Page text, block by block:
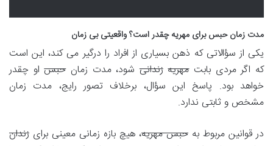
مدت زمان حبس برای مهریه چقدر است؟ واقعیتی بی زمان
یکی از سؤالاتی که ذهن بسیاری از افراد را درگیر می کند، این است
که اگر مردی بابتمهریه زندانیشود، مدت زمانحبساو چقدر
خواهد بود. پاسخ این سؤال، برخلاف تصور رایج، مدت زمان
مشخص و ثابتی ندارد.
در قوانین مربوط به حبس مهریه، هیچ بازه زمانی معینی برای زندان